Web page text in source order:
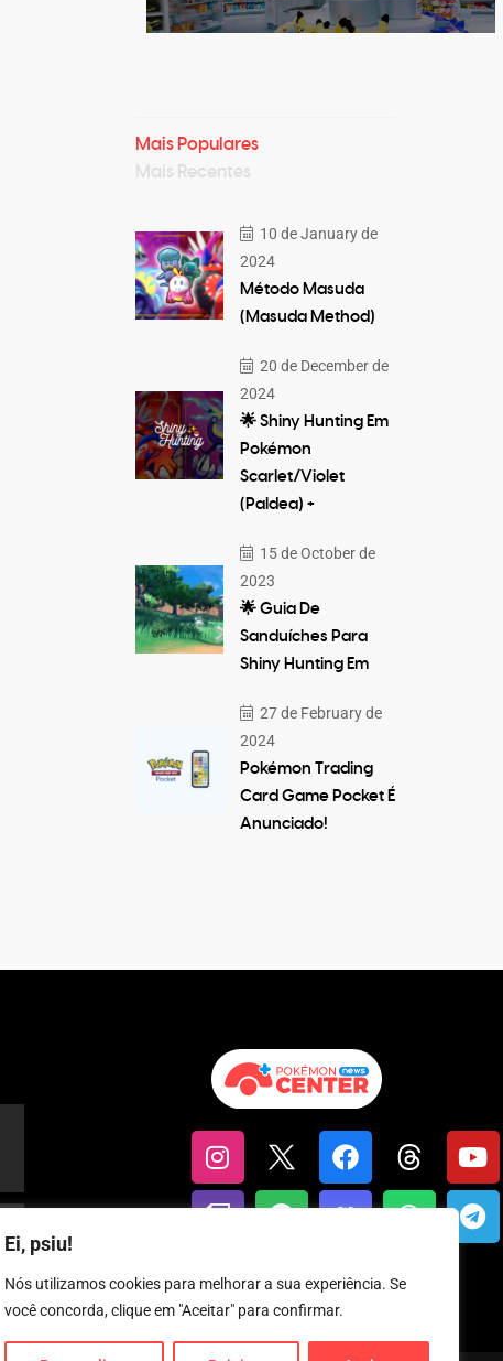
Ei, psiu!
Nós utilizamos cookies para melhorar a sua experiência. Se
você concorda, clique em "Aceitar" para confirmar.
Mais Populares
Mais Recentes
10 de January de
2024
Método Masuda
(Masuda Method)
20 de December de
2024
🌟 Shiny Hunting Em
Pokémon
Scarlet/Violet
(Paldea) +
15 de October de
2023
🌟 Guia De
Sanduíches Para
Shiny Hunting Em
27 de February de
2024
Pokémon Trading
Card Game Pocket É
Anunciado!